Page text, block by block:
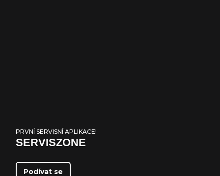
PRVNÍ SERVISNÍ APLIKACE!
SERVISZONE
Podívat se